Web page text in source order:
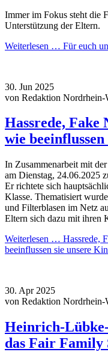
Immer im Fokus steht die
Unterstützung der Eltern.
Weiterlesen … Für euch
30. Jun 2025
von Redaktion Nordrhein-
Hassrede, Fake
wie
In Zusammenarbeit mit
am Dienstag, 24.06.2025
Er richtete sich
Klasse. Thematisiert
und Filterblasen im Netz
Eltern sich dazu mit ihren
Weiterlesen … Hassrede,
beeinflussen sie unsere
30. Apr 2025
von Redaktion Nordrhein-
Heinrich-
das Fair Family